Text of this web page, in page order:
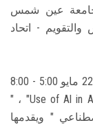
جامعة عين شمس
والتقويم - اتحاد
بينما ورشة العمل الثالثة ستنعقد يوم الخميس 22 مايو 5:00 - 8:00
مساءً بعنوان " Use of Al in Assessment of Essay Questions" ، "
" ويقدمها